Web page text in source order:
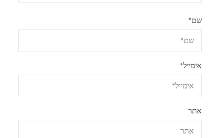
שם*
אימייל*
אתר